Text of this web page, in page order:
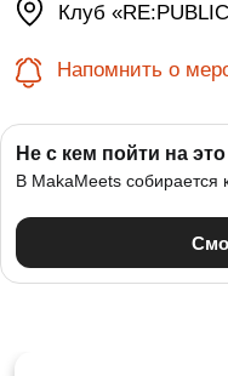
Клуб
Напомнить о